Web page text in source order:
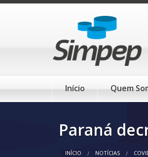
Início Quem
Paraná
INÍCIO NOTÍCIAS